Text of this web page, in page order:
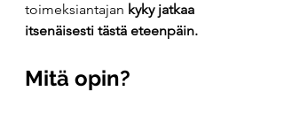
toimeksiantajan kyky jatkaa
itsenäisesti tästä eteenpäin.
Mitä opin?